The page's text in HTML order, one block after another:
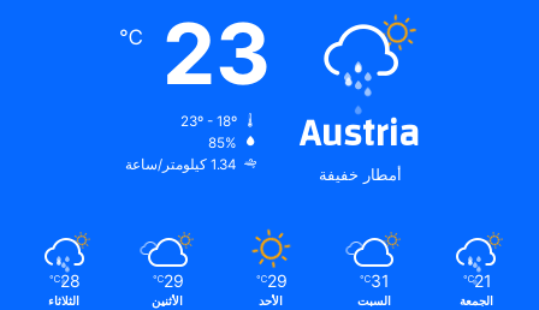
Austria
أمطار خفيفة
23
℃
85%
1.34 كيلومتر/ساعة
21
℃
الجمعة
31
℃
السبت
29
℃
الأحد
29
℃
الأثنين
28
℃
الثلاثاء